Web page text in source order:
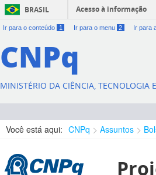
BRASIL Acesso à informação
Ir para o conteúdo 1 Ir para o menu 2 Ir para
CNPq
MINISTÉRIO DA CIÊNCIA, TECNOLOGIA
Você está aqui: CNPq Assuntos